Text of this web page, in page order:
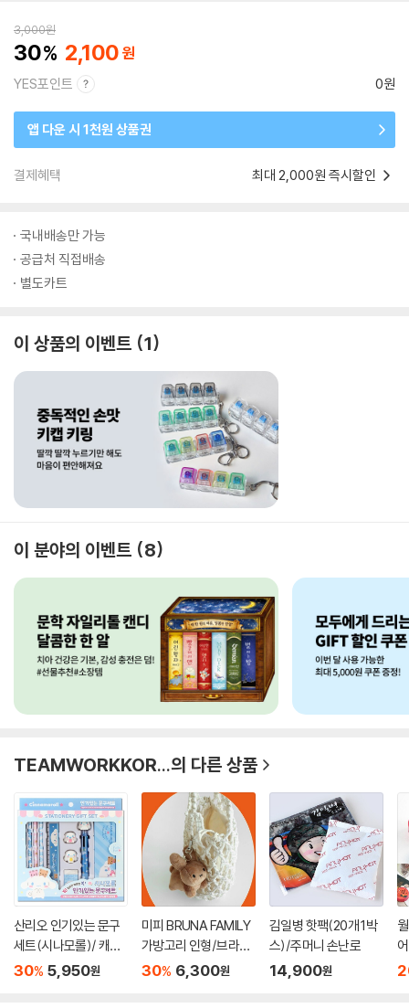
3,000원
30 2,100
YES포인트 0원
앱 다운 시 1천원 상품권
결제혜택 최대 2,000원 즉시할인
국내배송만 가능
공급처 직접배송
별도카트
이 상품의 이벤트 1
이 분야의 이벤트 8
TEAMWORKKOR...의 다른 상품
산리오 인기있는 문구
세트(시나모롤)/ 캐릭
터 학...
30% 5,950원
미피 BRUNA FAMILY
가방고리 인형/브라운
화이트...
30% 6,300원
김일병 핫팩(20개 1박
스)/주머니 손난로
14,900원